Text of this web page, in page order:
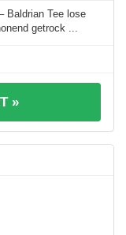
Baldrian Tee lose
getrock ...
»